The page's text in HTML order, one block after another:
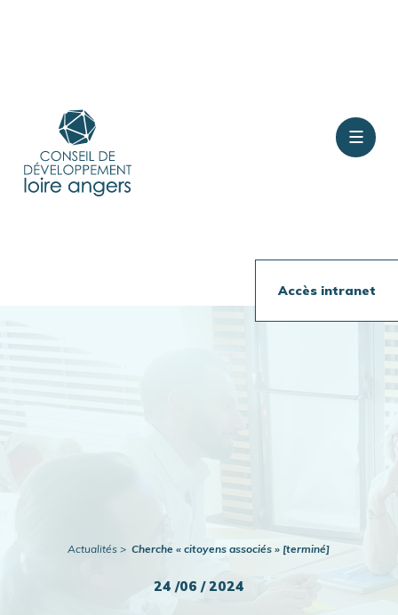
Accès intranet
Actualités Cherche « citoyens associés » [terminé]
24 /06 / 2024